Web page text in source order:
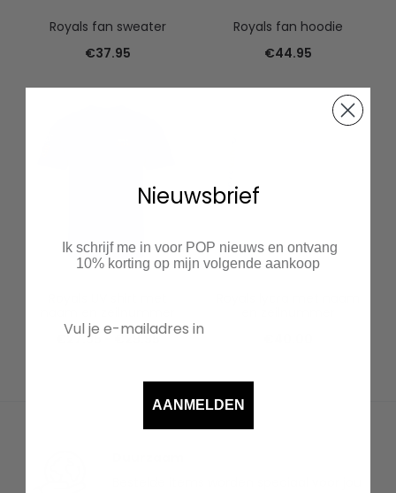
Royals fan sweater
€37.95
Royals fan hoodie
€44.95
27.95 - € 29.95Prijsklasse:
Nieuwsbrief
Ik schrijf me in voor POP nieuws en ontvang
10% korting op mijn volgende aankoop
AANMELDEN